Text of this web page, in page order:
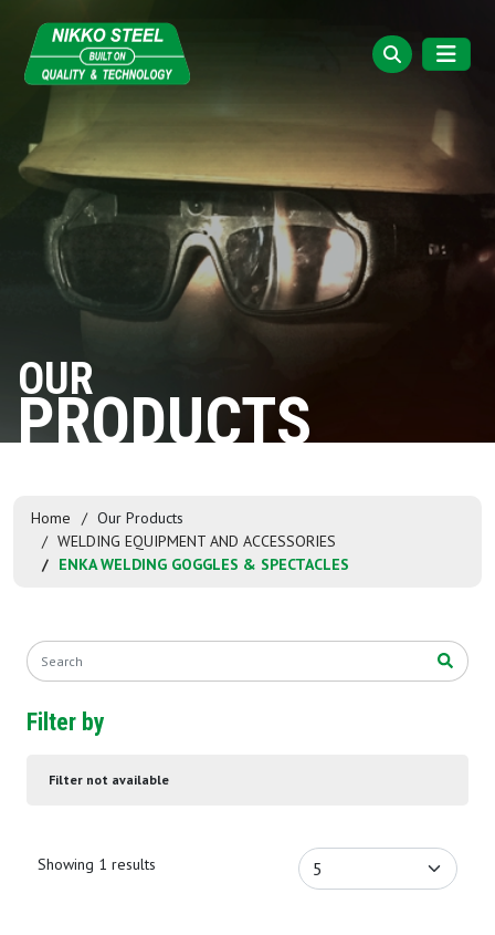
OUR
PRODUCTS
Home
Our Products
WELDING EQUIPMENT AND ACCESSORIES
ENKA WELDING GOGGLES & SPECTACLES
Filter by
Filter not available
Showing 1 results